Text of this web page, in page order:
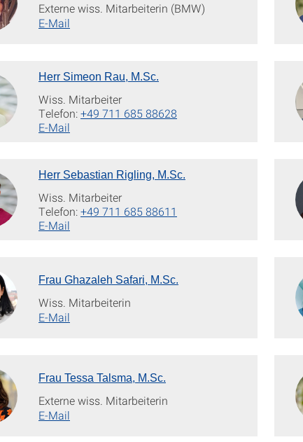
Externe wiss. Mitarbeiterin (BMW)
E-Mail
Herr Simeon Rau, M.Sc.
Wiss. Mitarbeiter
Telefon:+49 711 685 88628
E-Mail
Herr Sebastian Rigling, M.Sc.
Wiss. Mitarbeiter
Telefon:+49 711 685 88611
E-Mail
Frau Ghazaleh Safari, M.Sc.
Wiss. Mitarbeiterin
E-Mail
Frau Tessa Talsma, M.Sc.
Externe wiss. Mitarbeiterin
E-Mail